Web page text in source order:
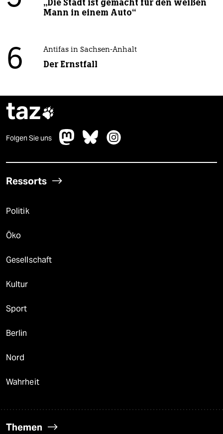
„Die Stadt ist gemacht für den weißen
Mann in einem Auto“
6 Antifas in Sachsen-Anhalt
Der Ernstfall
taz
Folgen Sie uns
Ressorts
Politik
Öko
Gesellschaft
Kultur
Sport
Berlin
Nord
Wahrheit
Themen